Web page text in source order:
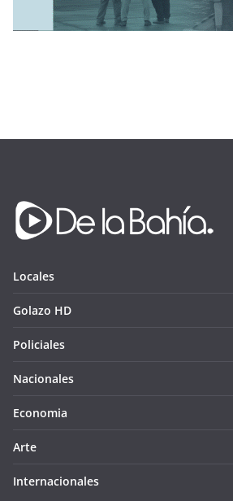
Locales
Golazo HD
Policiales
Nacionales
Economia
Arte
Internacionales